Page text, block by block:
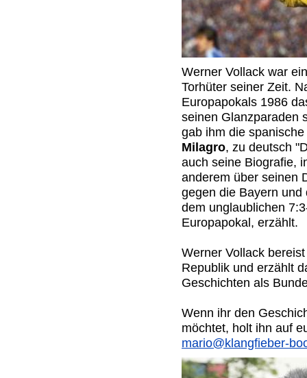
Werner Vollack war
Torhüter seiner Zeit.
Europapokals 1986
seinen Glanzparaden
gab ihm die
Milagro, zu deutsch
auch seine Biografie,
anderem über seinen
gegen die Bayern
dem unglaublichen
Europapokal, erzählt.
Werner Vollack
Republik und erzählt
Geschichten als
Wenn ihr den
möchtet, holt ihn auf
mario@klangfieber-